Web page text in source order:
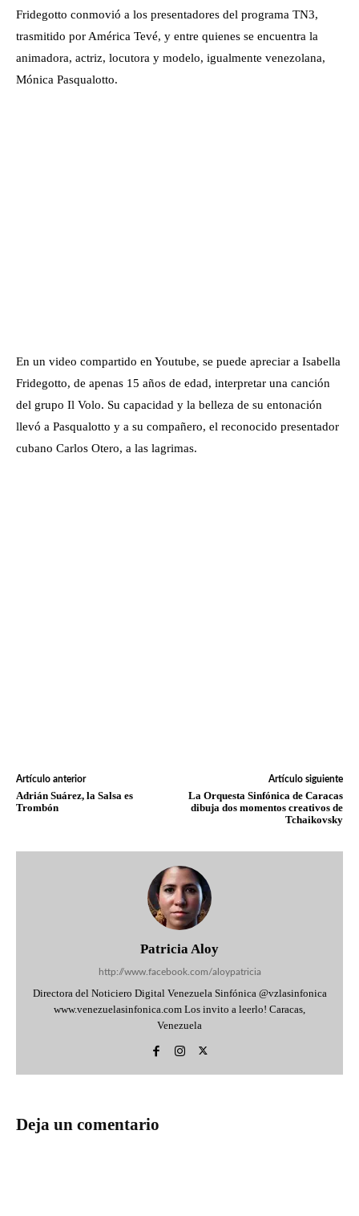
Fridegotto conmovió a los presentadores del programa TN3,
trasmitido por América Tevé, y entre quienes se encuentra la
animadora, actriz, locutora y modelo, igualmente venezolana,
Mónica Pasqualotto.
En un video compartido en Youtube, se puede apreciar a Isabella
Fridegotto, de apenas 15 años de edad, interpretar una canción
del grupo Il Volo. Su capacidad y la belleza de su entonación
llevó a Pasqualotto y a su compañero, el reconocido presentador
cubano Carlos Otero, a las lagrimas.
Artículo anterior
Adrián Suárez, la Salsa es
Trombón
Artículo siguiente
La Orquesta Sinfónica de Caracas
dibuja dos momentos creativos de
Tchaikovsky
Patricia Aloy
http://www.facebook.com/aloypatricia
Directora del Noticiero Digital Venezuela Sinfónica @vzlasinfonica
www.venezuelasinfonica.com Los invito a leerlo! Caracas,
Venezuela
Deja un comentario